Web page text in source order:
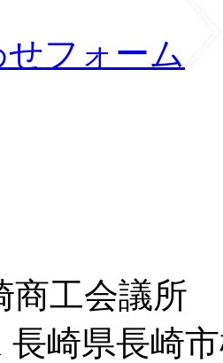
フォーム
商工会議所
長崎県長崎